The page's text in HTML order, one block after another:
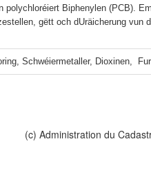
polychloréiert Biphenylen (PCB).
gëtt och dUräicherung
Schwéiermetaller, Dioxinen,
(c) Administration du